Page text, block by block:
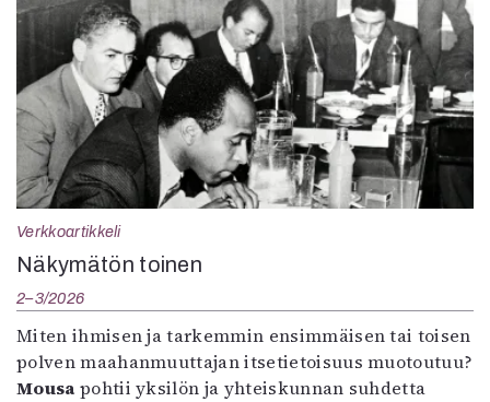
Verkkoartikkeli
Näkymätön toinen
2–3/2026
Miten ihmisen ja tarkemmin ensimmäisen tai toisen
polven maahanmuuttajan itsetietoisuus muotoutuu?
Mousa pohtii yksilön ja yhteiskunnan suhdetta